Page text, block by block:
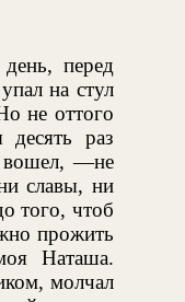
перед
на стул
не оттого
десять раз
вошел, —не
славы, ни
того, чтоб
прожить
Наташа.
молчал